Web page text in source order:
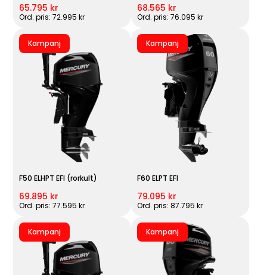
65.795 kr
Ord. pris: 72.995 kr
68.565 kr
Ord. pris: 76.095 kr
Kampanj
F50 ELHPT EFI (rorkult)
69.895 kr
Ord. pris: 77.595 kr
Kampanj
F60 ELPT EFI
79.095 kr
Ord. pris: 87.795 kr
Kampanj Kampanj